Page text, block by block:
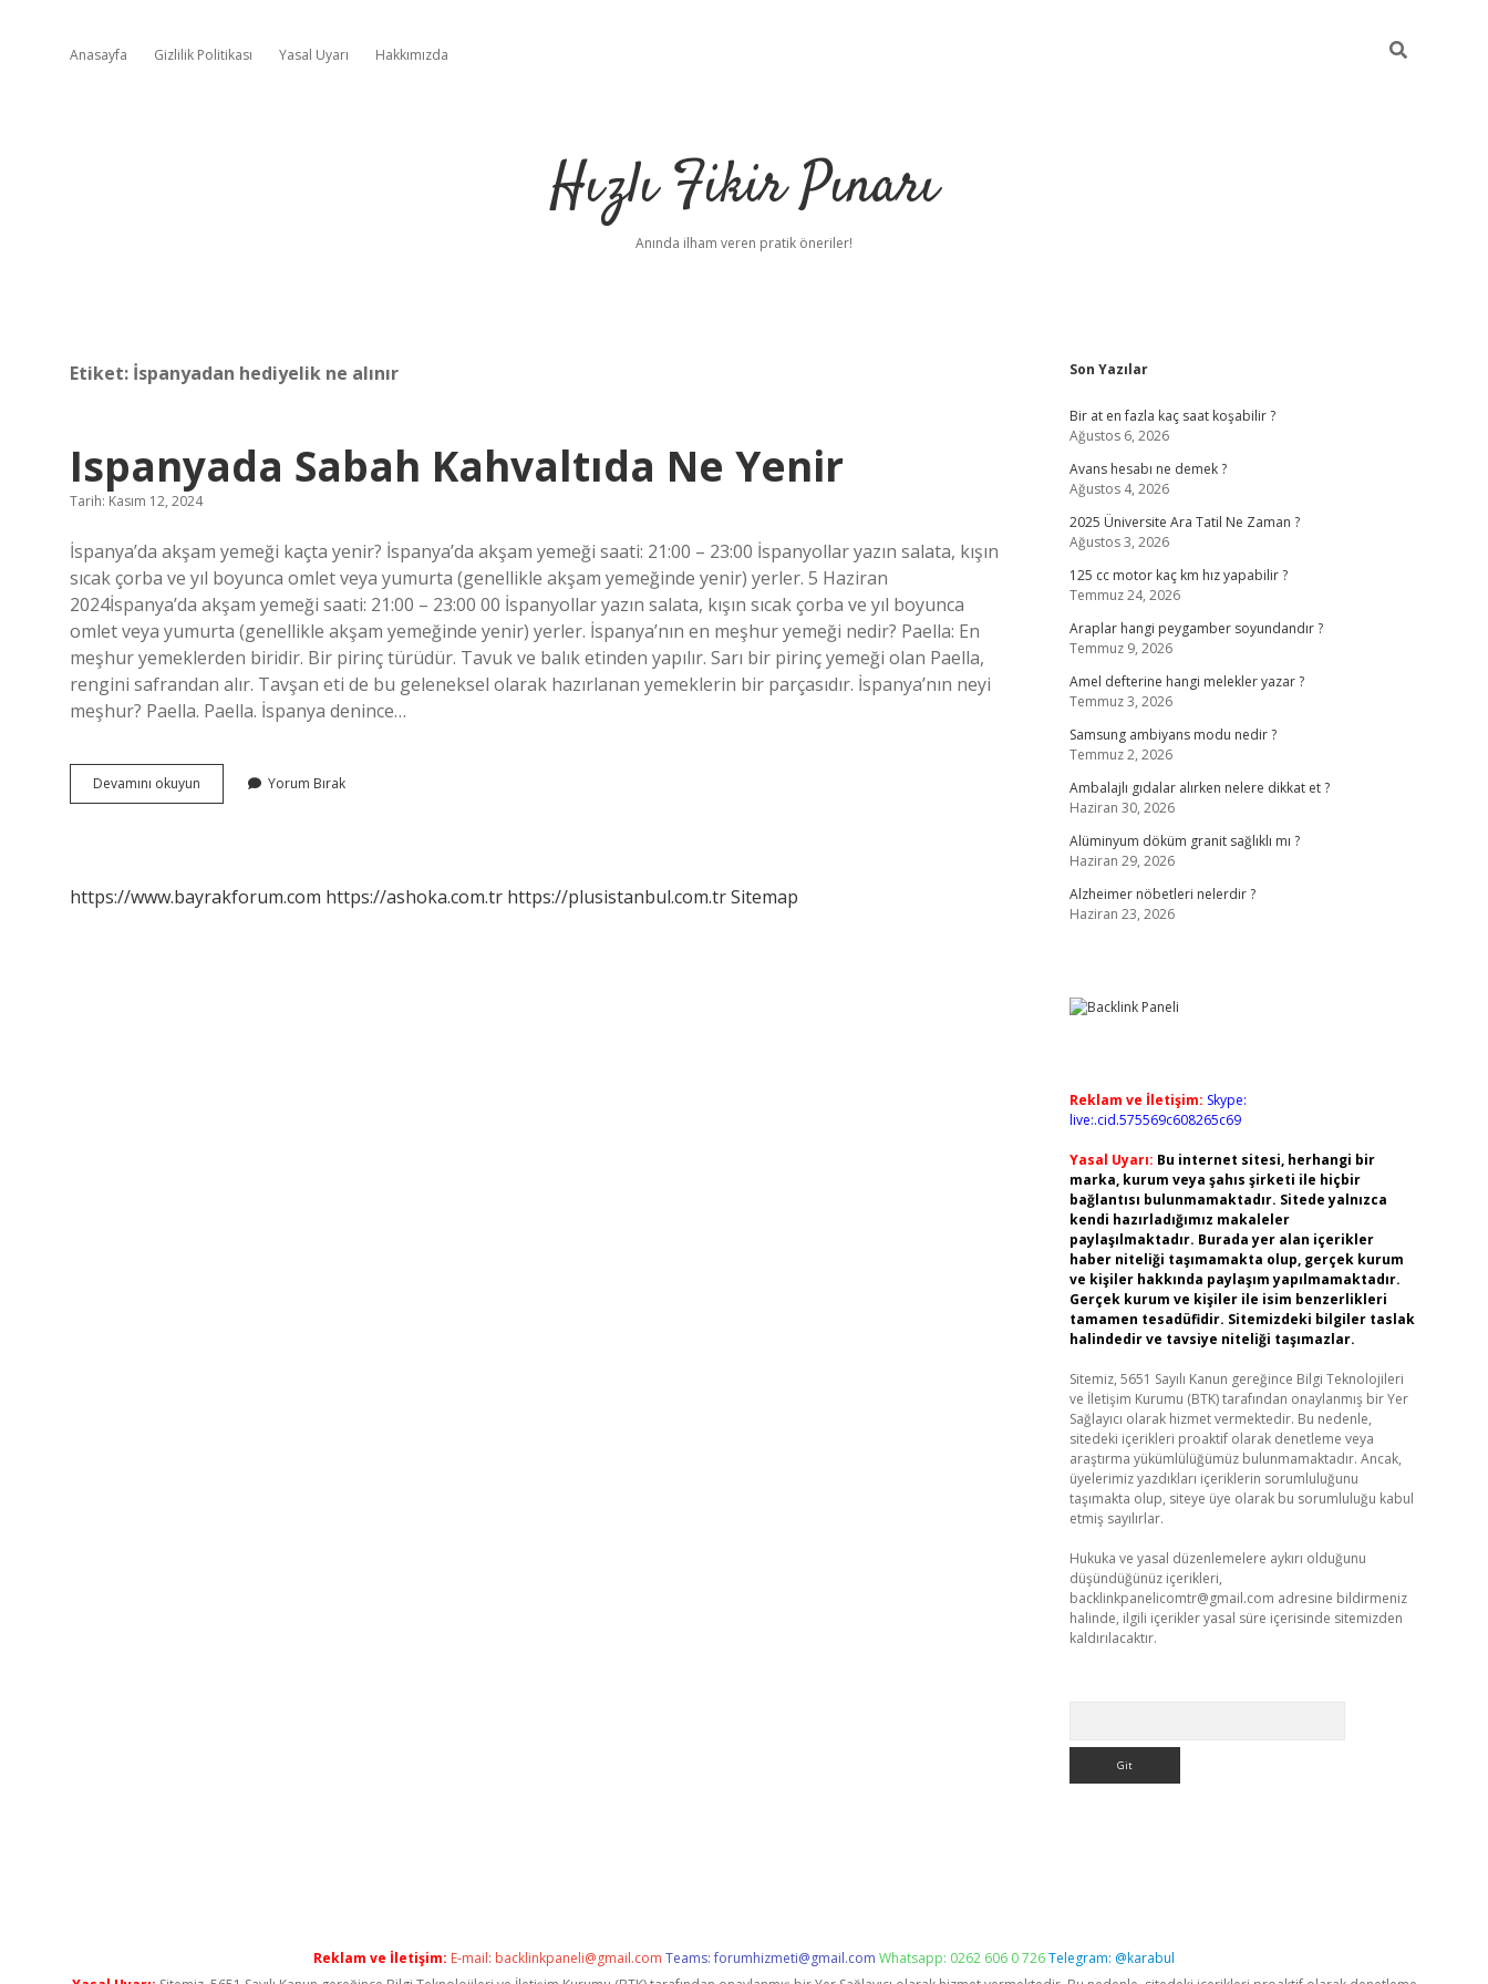
Anasayfa Gizlilik Politikası Yasal Uyarı Hakkımızda
Hızlı Fikir Pınarı
Anında ilham veren pratik öneriler!
Etiket: İspanyadan hediyelik ne alınır
Ispanyada Sabah Kahvaltıda Ne Yenir
Tarih: Kasım 12, 2024
İspanya’da akşam yemeği kaçta yenir? İspanya’da akşam yemeği saati: 21:00 – 23:00 İspanyollar yazın salata, kışın
sıcak çorba ve yıl boyunca omlet veya yumurta (genellikle akşam yemeğinde yenir) yerler. 5 Haziran
2024İspanya’da akşam yemeği saati: 21:00 – 23:00 00 İspanyollar yazın salata, kışın sıcak çorba ve yıl boyunca
omlet veya yumurta (genellikle akşam yemeğinde yenir) yerler. İspanya’nın en meşhur yemeği nedir? Paella: En
meşhur yemeklerden biridir. Bir pirinç türüdür. Tavuk ve balık etinden yapılır. Sarı bir pirinç yemeği olan Paella,
rengini safrandan alır. Tavşan eti de bu geleneksel olarak hazırlanan yemeklerin bir parçasıdır. İspanya’nın neyi
meşhur? Paella. Paella. İspanya denince…
Devamını okuyun Ispanyada
Sabah
Yorum Bırak
https://www.bayrakforum.com https://ashoka.com.tr https://plusistanbul.com.trSitemap
Sidebar
Son Yazılar
Bir at en fazla kaç saat koşabilir ?
Ağustos 6, 2026
Avans hesabı ne demek ?
Ağustos 4, 2026
2025 Üniversite Ara Tatil Ne Zaman ?
Ağustos 3, 2026
125 cc motor kaç km hız yapabilir ?
Temmuz 24, 2026
Araplar hangi peygamber soyundandır ?
Temmuz 9, 2026
Amel defterine hangi melekler yazar ?
Temmuz 3, 2026
Samsung ambiyans modu nedir ?
Temmuz 2, 2026
Ambalajlı gıdalar alırken nelere dikkat et ?
Haziran 30, 2026
Alüminyum döküm granit sağlıklı mı ?
Haziran 29, 2026
Alzheimer nöbetleri nelerdir ?
Haziran 23, 2026
Reklam ve İletişim: Skype:
live:.cid.575569c608265c69
Yasal Uyarı: Bu internet sitesi, herhangi bir
marka, kurum veya şahıs şirketi ile hiçbir
bağlantısı bulunmamaktadır. Sitede yalnızca
kendi hazırladığımız makaleler
paylaşılmaktadır. Burada yer alan içerikler
haber niteliği taşımamakta olup, gerçek kurum
ve kişiler hakkında paylaşım yapılmamaktadır.
Gerçek kurum ve kişiler ile isim benzerlikleri
tamamen tesadüfidir. Sitemizdeki bilgiler taslak
halindedir ve tavsiye niteliği taşımazlar.
Sitemiz, 5651 Sayılı Kanun gereğince Bilgi Teknolojileri
ve İletişim Kurumu (BTK) tarafından onaylanmış bir Yer
Sağlayıcı olarak hizmet vermektedir. Bu nedenle,
sitedeki içerikleri proaktif olarak denetleme veya
araştırma yükümlülüğümüz bulunmamaktadır. Ancak,
üyelerimiz yazdıkları içeriklerin sorumluluğunu
taşımakta olup, siteye üye olarak bu sorumluluğu kabul
etmiş sayılırlar.
Hukuka ve yasal düzenlemelere aykırı olduğunu
düşündüğünüz içerikleri,
backlinkpanelicomtr@gmail.com adresine bildirmeniz
halinde, ilgili içerikler yasal süre içerisinde sitemizden
kaldırılacaktır.
Reklam ve İletişim: E-mail: backlinkpaneli@gmail.com Teams:forumhizmeti@gmail.com Whatsapp: 0262 606 0 726Telegram: @karabul